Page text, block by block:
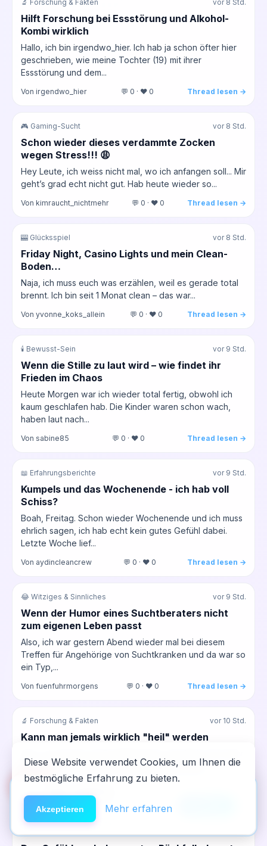
🔬 Forschung & Fakten vor 8 Std.
Hilft Forschung bei Essstörung und Alkohol-
Kombi wirklich
Hallo, ich bin irgendwo_hier. Ich hab ja schon öfter hier
geschrieben, wie meine Tochter (19) mit ihrer
Essstörung und dem...
Von irgendwo_hier 💬 0 · ❤️ 0 Thread lesen →
🎮 Gaming-Sucht vor 8 Std.
Schon wieder dieses verdammte Zocken
wegen Stress!!! 😩
Hey Leute, ich weiss nicht mal, wo ich anfangen soll... Mir
geht’s grad echt nicht gut. Hab heute wieder so...
Von kimraucht_nichtmehr 💬 0 · ❤️ 0 Thread lesen →
🎰 Glücksspiel vor 8 Std.
Friday Night, Casino Lights und mein Clean-
Boden…
Naja, ich muss euch was erzählen, weil es gerade total
brennt. Ich bin seit 1 Monat clean – das war...
Von yvonne_koks_allein 💬 0 · ❤️ 0 Thread lesen →
🕯️ Bewusst-Sein vor 9 Std.
Wenn die Stille zu laut wird – wie findet ihr
Frieden im Chaos
Heute Morgen war ich wieder total fertig, obwohl ich
kaum geschlafen hab. Die Kinder waren schon wach,
haben laut nach...
Von sabine85 💬 0 · ❤️ 0 Thread lesen →
📖 Erfahrungsberichte vor 9 Std.
Kumpels und das Wochenende - ich hab voll
Schiss?
Boah, Freitag. Schon wieder Wochenende und ich muss
ehrlich sagen, ich hab echt kein gutes Gefühl dabei.
Letzte Woche lief...
Von aydincleancrew 💬 0 · ❤️ 0 Thread lesen →
😂 Witziges & Sinnliches vor 9 Std.
Wenn der Humor eines Suchtberaters nicht
zum eigenen Leben passt
Also, ich war gestern Abend wieder mal bei diesem
Treffen für Angehörige von Suchtkranken und da war so
ein Typ,...
Von fuenfuhrmorgens 💬 0 · ❤️ 0 Thread lesen →
🔬 Forschung & Fakten vor 10 Std.
Kann man jemals wirklich "heil" werden
all die Artikel, die ich früher als Journalist über
Gesundheit...
Von dritteReihe
🆘Hilfe
NeelixberliN auf dem Homescreen —
wie eine echte App.
Diese Website verwendet Cookies, um Ihnen die
bestmögliche Erfahrung zu bieten.
Akzeptieren Mehr erfahren